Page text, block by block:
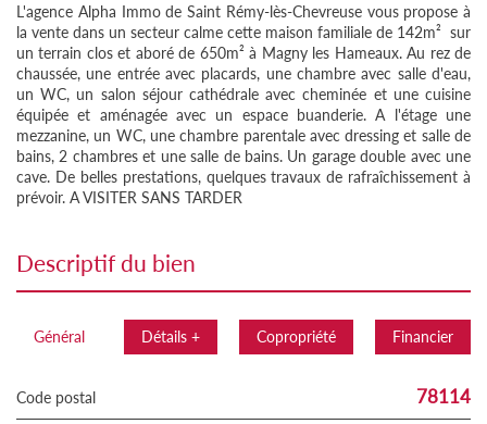
L'agence Alpha Immo de Saint Rémy-lès-Chevreuse vous propose à
la vente dans un secteur calme cette maison familiale de 142m² sur
un terrain clos et aboré de 650m² à Magny les Hameaux. Au rez de
chaussée, une entrée avec placards, une chambre avec salle d'eau,
un WC, un salon séjour cathédrale avec cheminée et une cuisine
équipée et aménagée avec un espace buanderie. A l'étage une
mezzanine, un WC, une chambre parentale avec dressing et salle de
bains, 2 chambres et une salle de bains. Un garage double avec une
cave. De belles prestations, quelques travaux de rafraîchissement à
prévoir. A VISITER SANS TARDER
descriptif du bien
Général Détails + Copropriété Financier
Code postal 78114